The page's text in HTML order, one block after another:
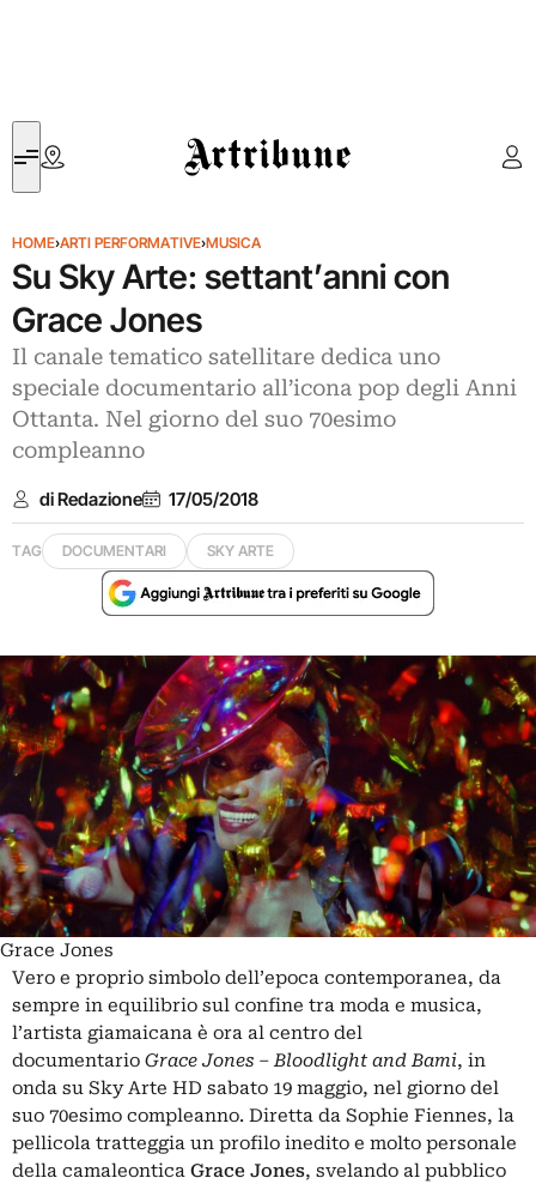
Artribune
HOME›ARTI PERFORMATIVE›MUSICA
Su Sky Arte: settant’anni con
Grace Jones
Il canale tematico satellitare dedica uno
speciale documentario all’icona pop degli Anni
Ottanta. Nel giorno del suo 70esimo
compleanno
di Redazione 17/05/2018
TAG DOCUMENTARI SKY ARTE
Grace Jones
Vero e proprio simbolo dell’epoca contemporanea, da
sempre in equilibrio sul confine tra moda e musica,
l’artista giamaicana è ora al centro del
documentario Grace Jones ‒ Bloodlight and Bami, in
onda su Sky Arte HD sabato 19 maggio, nel giorno del
suo 70esimo compleanno. Diretta da Sophie Fiennes, la
pellicola tratteggia un profilo inedito e molto personale
della camaleontica Grace Jones, svelando al pubblico